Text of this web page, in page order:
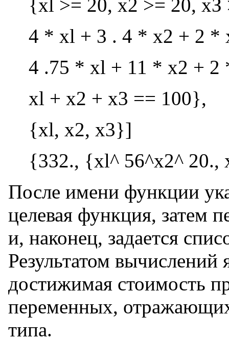
{xl >= 20, x2 >= 20, хЗ
4 * xl + 3 . 4 * x2 + 2 *
4 .75 * xl + 11 * x2 + 2
xl + x2 + x3 == 100},
{xl, x2, x3}]
{332., {xl^ 56^x2^ 20.,
После имени функции
целевая функция, затем
и, наконец, задается
Результатом вычислений
достижимая стоимость
переменных,
типа.